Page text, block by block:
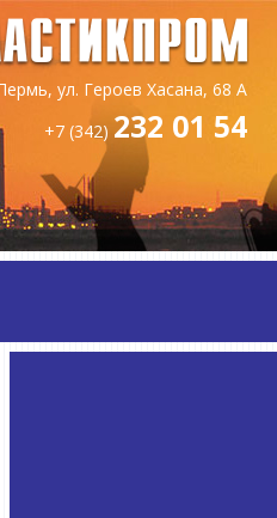
ул. Героев Хасана, 68 А
+7 (342) 232 01 54